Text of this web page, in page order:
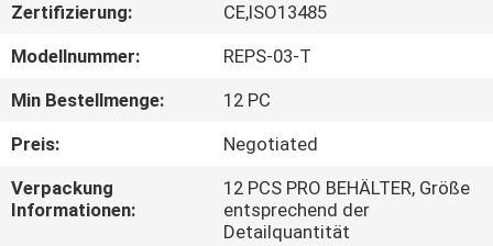
FABRIK-
AUSFLUG
QUALITÄTSKONTROLLE
TRETEN
Zertifizierung:
CE,ISO13485
Modellnummer:
REPS-03-T
Min Bestellmenge:
12 PC
Preis:
Negotiated
Verpackung
Informationen:
12 PCS PRO BEHÄLTER, Größe
entsprechend der
Detailquantität